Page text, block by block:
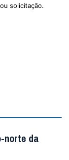
solicitação.
norte da